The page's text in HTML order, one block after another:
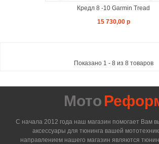
Кредл 8 -10 Garmin Tread
15 730,00 р
Показано 1 - 8 из 8 товаров
Мото
С начала 2012 года наш магазин помогает Вам
аксессуары для тюнинга вашей
направлением нашего магазин являются